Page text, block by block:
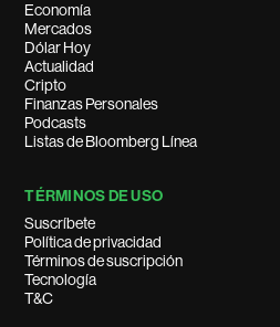
Economía
Mercados
Dólar Hoy
Actualidad
Cripto
Finanzas Personales
Podcasts
Listas de Bloomberg Línea
TÉRMINOS DE USO
Suscríbete
Política de privacidad
Términos de suscripción
Tecnología
T&C